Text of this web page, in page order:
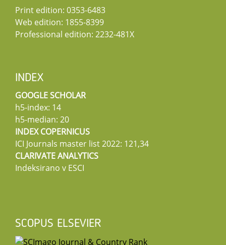
Print edition: 0353-6483
Web edition: 1855-8399
Professional edition: 2232-481X
INDEX
GOOGLE SCHOLAR
h5-index: 14
h5-median: 20
INDEX COPERNICUS
ICI Journals master list 2022: 121,34
CLARIVATE ANALYTICS
Indeksirano v ESCI
SCOPUS ELSEVIER